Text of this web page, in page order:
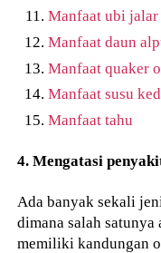
Manfaat ubi jalar
Manfaat daun
Manfaat quaker
Manfaat susu
Manfaat tahu
4. Mengatasi
Ada banyak sekali
dimana salah
memiliki kandungan